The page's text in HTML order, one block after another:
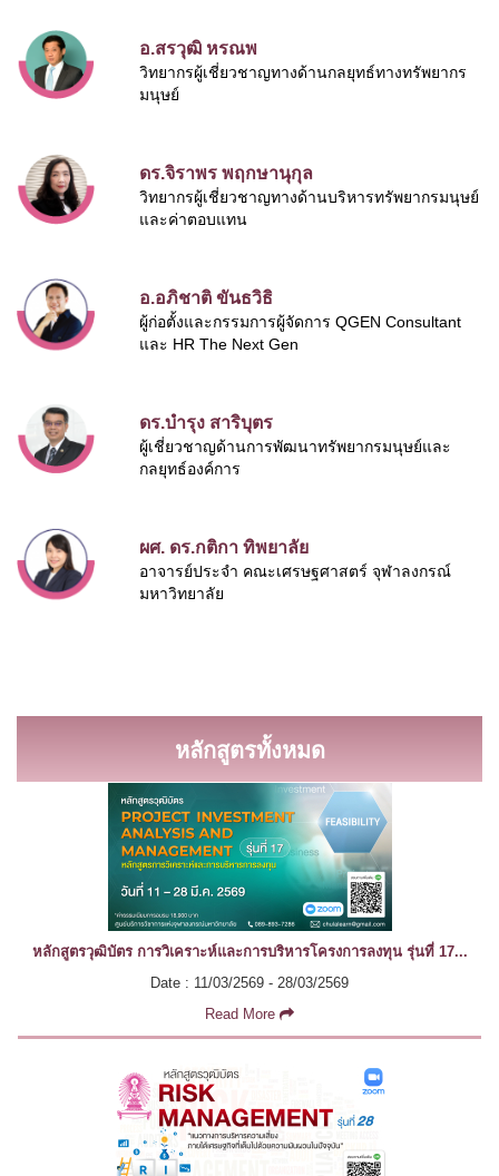
อ.สรวุฒิ หรณพ
วิทยากรผู้เชี่ยวชาญทางด้านกลยุทธ์ทางทรัพยากร
มนุษย์
ดร.จิราพร พฤกษานุกุล
วิทยากรผู้เชี่ยวชาญทางด้านบริหารทรัพยากรมนุษย์
และค่าตอบแทน
อ.อภิชาติ ขันธวิธิ
ผู้ก่อตั้งและกรรมการผู้จัดการ QGEN Consultant
และ HR The Next Gen
ดร.บำรุง สาริบุตร
ผู้เชี่ยวชาญด้านการพัฒนาทรัพยากรมนุษย์และ
กลยุทธ์องค์การ
ผศ. ดร.กติกา ทิพยาลัย
อาจารย์ประจำ คณะเศรษฐศาสตร์ จุฬาลงกรณ์
มหาวิทยาลัย
หลักสูตรทั้งหมด
หลักสูตรวุฒิบัตร การวิเคราะห์และการบริหารโครงการลงทุน รุ่นที่ 17...
Date : 11/03/2569 - 28/03/2569
Read More